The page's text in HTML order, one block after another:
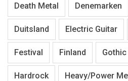
Death Metal Denemarken
Duitsland Electric Guitar
Festival Finland
Hardrock Heavy/Power